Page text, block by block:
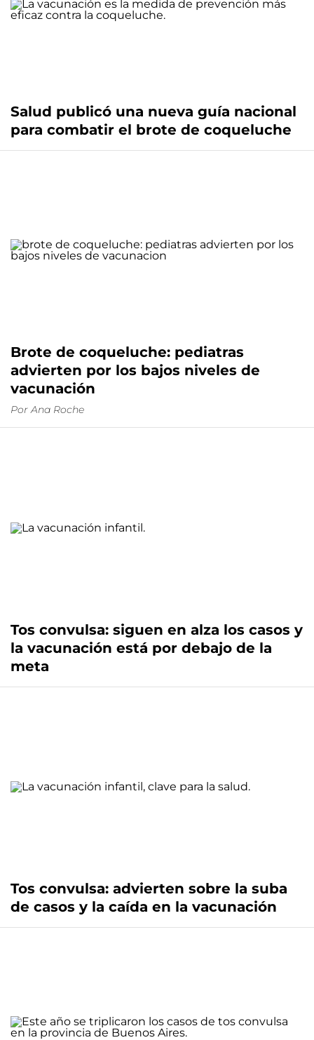
Salud publicó una nueva guía nacional
para combatir el brote de coqueluche
Brote de coqueluche: pediatras
advierten por los bajos niveles de
vacunación
Por Ana Roche
Tos convulsa: siguen en alza los casos y
la vacunación está por debajo de la
meta
Tos convulsa: advierten sobre la suba
de casos y la caída en la vacunación